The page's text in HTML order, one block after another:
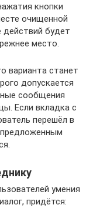
кнопки
очищенной
действий будет
место.
варианта станет
допускается
сообщения
Если вкладка с
перешёл в
предложенным
умения
придётся: